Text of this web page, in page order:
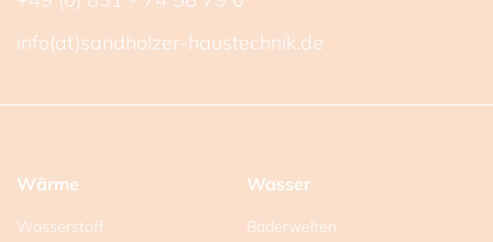
info(at)sandholzer-haustechnik.de
Wärme
Wasserstoff
Wasser
Bäderwelten